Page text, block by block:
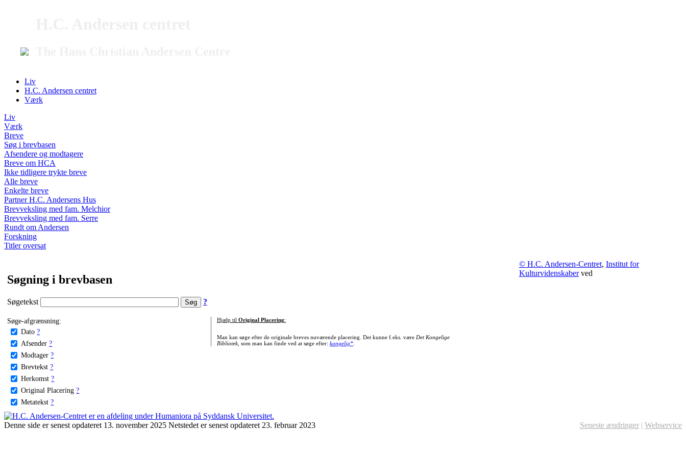
Liv
H.C. Andersen centret
Værk
Liv
Værk
Breve
Søg i brevbasen
Afsendere og modtagere
Breve om HCA
Ikke tidligere trykte breve
Alle breve
Enkelte breve
Partner H.C. Andersens Hus
Brevveksling med fam. Melchior
Brevveksling med fam. Serre
Rundt om Andersen
Forskning
Titler oversat
Søgning i brevbasen
Søgetekst ?
Søge-afgrænsning:
Dato ?
Afsender ?
Modtager ?
Brevtekst ?
Herkomst ?
Original Placering ?
Metatekst ?
Hjælp til Original Placering:
Man kan søge efter de originale breves nuværende placering. Det kunne f.eks. være Det Kongelige
Bibliotek, som man kan finde ved at søge efter: kongelig*.
© H.C. Andersen-Centret, Institut for
Kulturvidenskaberved
Denne side er senest opdateret 13. november 2025 Netstedet er senest opdateret 23. februar 2023 Seneste ændringer | Webservice